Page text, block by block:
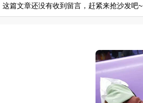
这篇文章还没有收到留言，赶紧来抢沙发吧~